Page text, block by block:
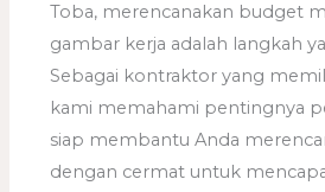
Toba, merencanakan budget
gambar kerja adalah langkah
Sebagai kontraktor yang
kami memahami pentingnya
siap membantu Anda
dengan cermat untuk